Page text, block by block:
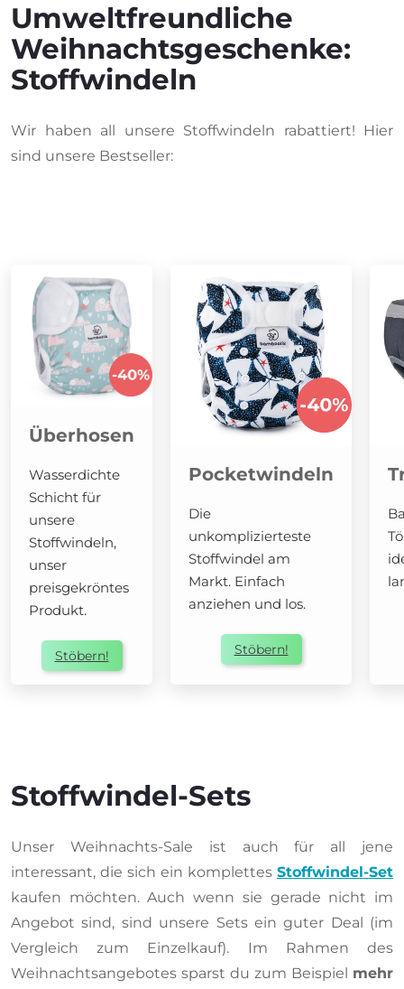
Umweltfreundliche
Weihnachtsgeschenke:
Stoffwindeln
Wir haben all unsere Stoffwindeln rabattiert! Hier
sind unsere Bestseller:
Überhosen
Wasserdichte
Schicht für
unsere
Stoffwindeln,
unser
preisgekröntes
Produkt.
Stöbern!
Pocketwindeln
Die
unkomplizierteste
Stoffwindel am
Markt. Einfach
anziehen und los.
Stöbern!
Stoffwindel-Sets
Unser Weihnachts-Sale ist auch für all jene
interessant, die sich ein komplettes Stoffwindel-Set
kaufen möchten. Auch wenn sie gerade nicht im
Angebot sind, sind unsere Sets ein guter Deal (im
Vergleich zum Einzelkauf). Im Rahmen des
Weihnachtsangebotes sparst du zum Beispiel mehr